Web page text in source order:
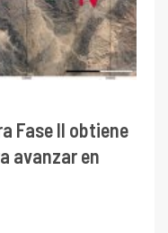
Fase II obtiene
avanzar en